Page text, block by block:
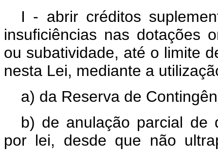
I - abrir créditos
insuficiências nas dotações
ou subatividade, até o limite
nesta Lei, mediante a
a) da Reserva de
b) de anulação parcial de
por lei, desde que não